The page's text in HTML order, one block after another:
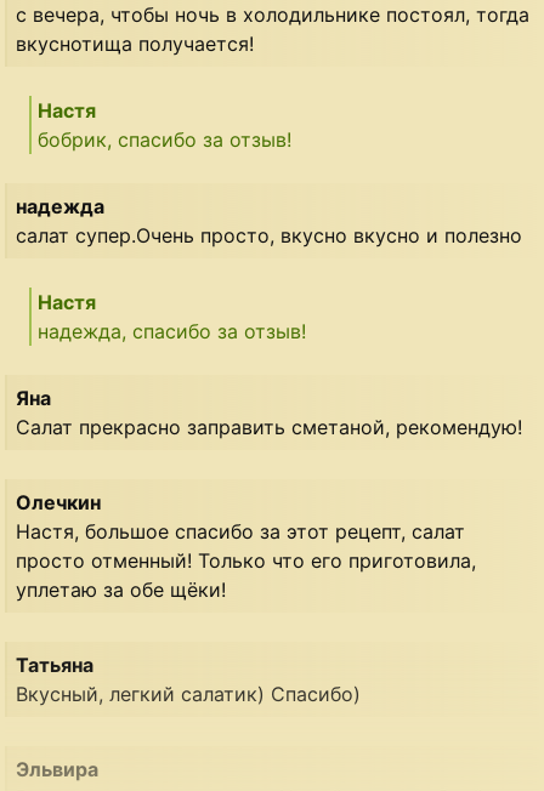
с вечера, чтобы ночь в холодильнике постоял, тогда
вкуснотища получается!
Настя
бобрик, спасибо за отзыв!
надежда
салат супер.Очень просто, вкусно вкусно и полезно
Настя
надежда, спасибо за отзыв!
Яна
Салат прекрасно заправить сметаной, рекомендую!
Олечкин
Настя, большое спасибо за этот рецепт, салат
просто отменный! Только что его приготовила,
уплетаю за обе щёки!
Татьяна
Вкусный, легкий салатик) Спасибо)
Эльвира